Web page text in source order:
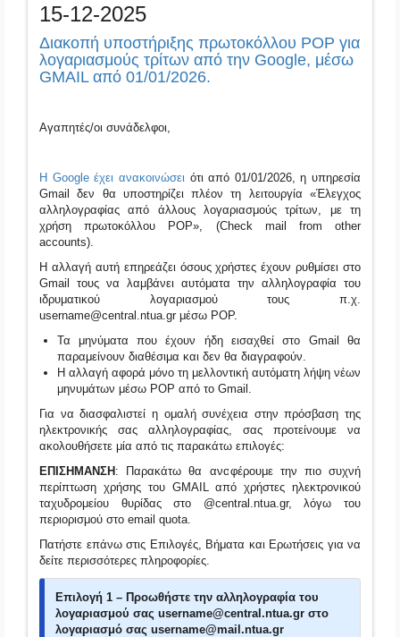
15-12-2025
Διακοπή υποστήριξης πρωτοκόλλου POP για
λογαριασμούς τρίτων από την Google, μέσω
GMAIL από 01/01/2026.
Αγαπητές/οι συνάδελφοι,
Η Google έχει ανακοινώσειότι από 01/01/2026, η υπηρεσία
Gmail δεν θα υποστηρίζει πλέον τη λειτουργία «Έλεγχος
αλληλογραφίας από άλλους λογαριασμούς τρίτων, με τη
χρήση πρωτοκόλλου POP», (Check mail from other
accounts).
H αλλαγή αυτή επηρεάζει όσους χρήστες έχουν ρυθμίσει στο
Gmail τους να λαμβάνει αυτόματα την αλληλογραφία του
ιδρυματικού λογαριασμού τους π.χ.
username@central.ntua.gr μέσω POP.
Τα μηνύματα που έχουν ήδη εισαχθεί στο Gmail θα
παραμείνουν διαθέσιμα και δεν θα διαγραφούν.
Η αλλαγή αφορά μόνο τη μελλοντική αυτόματη λήψη νέων
μηνυμάτων μέσω POP από το Gmail.
Για να διασφαλιστεί η ομαλή συνέχεια στην πρόσβαση της
ηλεκτρονικής σας αλληλογραφίας, σας προτείνουμε να
ακολουθήσετε μία από τις παρακάτω επιλογές:
ΕΠΙΣΗΜΑΝΣΗ : Παρακάτω θα αναφέρουμε την πιο συχνή
περίπτωση χρήσης του GMAIL από χρήστες ηλεκτρονικού
ταχυδρομείου θυρίδας στο @central.ntua.gr, λόγω του
περιορισμού στο email quota.
Πατήστε επάνω στις Επιλογές, Βήματα και Ερωτήσεις για να
δείτε περισσότερες πληροφορίες.
Επιλογή 1 – Προωθήστε την αλληλογραφία του
λογαριασμού σας username@central.ntua.gr στο
λογαριασμό σας username@mail.ntua.gr